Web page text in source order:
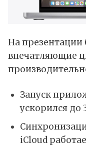
На презентации
впечатляющие
Запуск
ускорился до
iCloud